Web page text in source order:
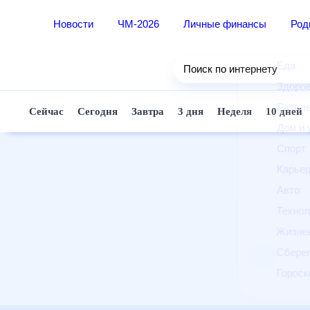
Новости ЧМ-2026 Личные финансы
Поиск по интернету
Сейчас Сегодня Завтра 3 дня Неделя 10